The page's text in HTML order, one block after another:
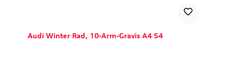
Audi Winter Rad, 10-Arm-Gravis A4 S4